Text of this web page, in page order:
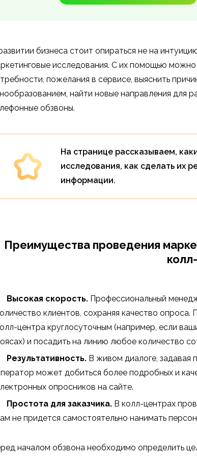
бизнеса стоит опираться не на
исследования. С их помощью
пожелания в сервисе, выяснить
найти новые направления для
обзвоны.
На странице рассказываем,
исследования, как сделать их
информации.
Преимущества проведения
Высокая скорость. Профессиональный
клиентов, сохраняя качество
центра круглосуточным (например, если
и посадить на линию любое количество
Результативность. В живом диалоге, задавая
может добиться более подробных и
опросников на сайте.
Простота для заказчика. В колл-центрах
не придется самостоятельно нанимать
началом обзвона необходимо определить